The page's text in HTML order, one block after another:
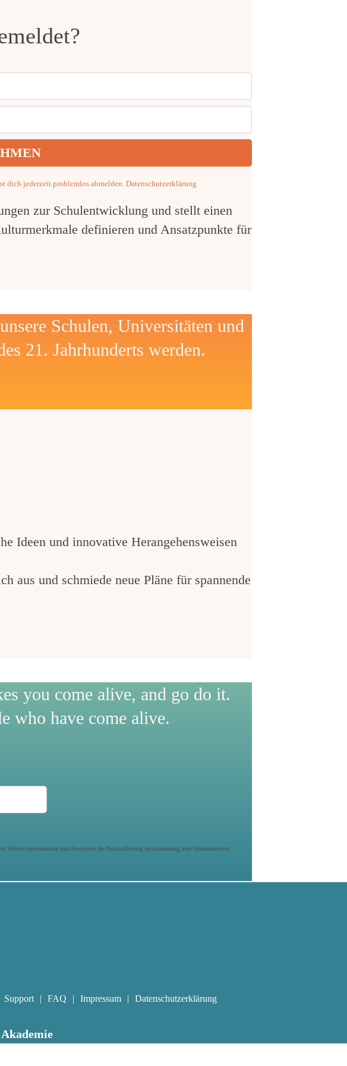
dich jederzeit problemlos abmelden. Datenschutzerklärung
zur Schulentwicklung und stellt einen
definieren und Ansatzpunkte für
Schulen, Universitäten und
21. Jahrhunderts werden.
Ideen und innovative Herangehensweisen
aus und schmiede neue Pläne für spannende
you come alive, and go do it.
who have come alive.
Informationen zum Newsletter, der Protokollierung der Anmeldung, dem Versandanbieter,
Support FAQ Impressum Datenschutzerklärung